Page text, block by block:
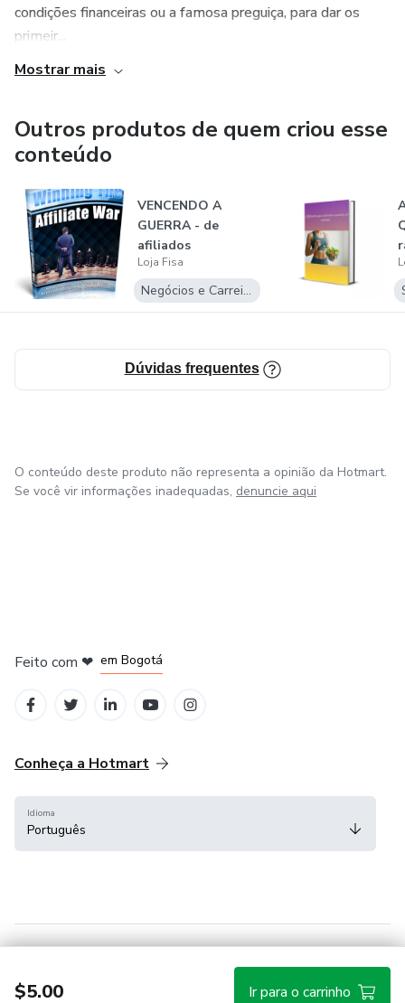
condições financeiras ou a famosa preguiça, para dar os
primeir...
Mostrar mais
Outros produtos de quem criou esse
conteúdo
VENCENDO A
GUERRA - de
afiliados
Loja Fisa
Negócios e Carreira
Dúvidas frequentes
$5.00 Ir para o carrinho
O conteúdo deste produto não representa a opinião da Hotmart.
Se você vir informações inadequadas, denuncie aqui
Feito com ❤ em Bogotá
Conheça a Hotmart
Idioma
Português